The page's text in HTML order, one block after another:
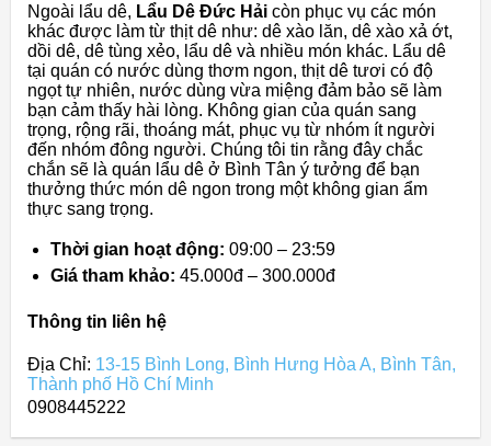
Ngoài lẩu dê, Lẩu Dê Đức Hải còn phục vụ các món
khác được làm từ thịt dê như: dê xào lăn, dê xào xả ớt,
dồi dê, dê tùng xẻo, lẩu dê và nhiều món khác. Lẩu dê
tại quán có nước dùng thơm ngon, thịt dê tươi có độ
ngọt tự nhiên, nước dùng vừa miệng đảm bảo sẽ làm
bạn cảm thấy hài lòng. Không gian của quán sang
trọng, rộng rãi, thoáng mát, phục vụ từ nhóm ít người
đến nhóm đông người. Chúng tôi tin rằng đây chắc
chắn sẽ là quán lẩu dê ở Bình Tân ý tưởng để bạn
thưởng thức món dê ngon trong một không gian ẩm
thực sang trọng.
Thời gian hoạt động: 09:00 – 23:59
Giá tham khảo: 45.000đ – 300.000đ
Thông tin liên hệ
Địa Chỉ: 13-15 Bình Long, Bình Hưng Hòa A, Bình Tân,
Thành phố Hồ Chí Minh
0908445222